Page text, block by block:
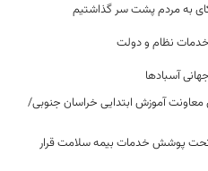
به مردم پشت سر گذاشتیم
نظام و دولت
آسبادها
معاونت آموزش ابتدایی خراسان جنوبی/
تحت پوشش خدمات بیمه سلامت قرار